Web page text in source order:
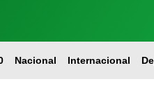
Nacional Internacional